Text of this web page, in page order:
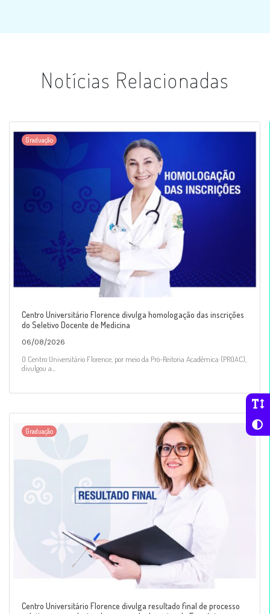
Notícias Relacionadas
Graduação
Centro Universitário Florence divulga homologação das inscrições
do Seletivo Docente de Medicina
06/08/2026
O Centro Universitário Florence, por meio da Pró-Reitoria Acadêmica (PROAC),
divulgou a...
Graduação
Centro Universitário Florence divulga resultado final de processo